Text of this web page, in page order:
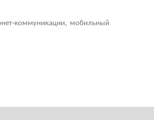
коммуникации, мобильный